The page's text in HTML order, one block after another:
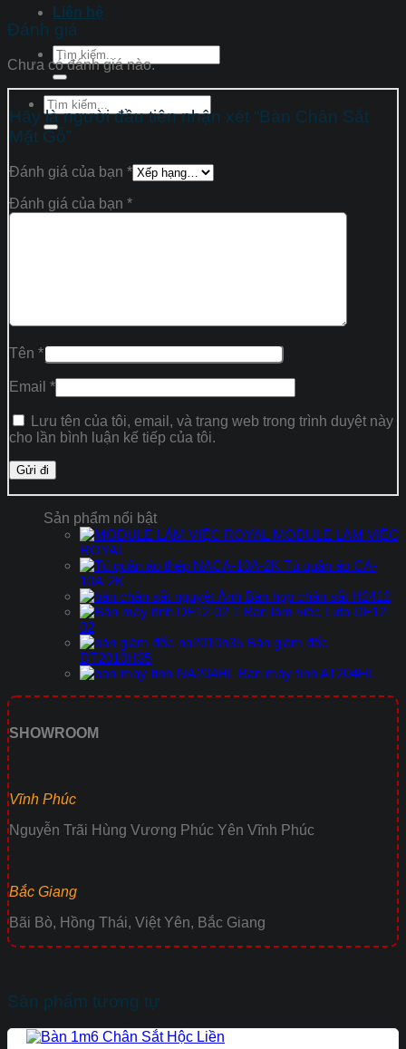
Liên hệ
Tìm
kiếm:
Tìm
kiếm:
Đánh giá
Chưa có đánh giá nào.
Hãy là người đầu tiên nhận xét “Bàn Chân Sắt
Mặt Gỗ”
Đánh giá của bạn *
Đánh giá của bạn *
Tên *
Email *
Lưu tên của tôi, email, và trang web trong trình duyệt này
cho lần bình luận kế tiếp của tôi.
Sản phẩm nổi bật
MODULE LÀM VIỆC
ROYAL
Tủ quần áo CA-
10A-2K
Bàn họp chân sắt H2412
Bàn làm việc Lufa DF12-
02
Bàn giám đốc
DT2010H35
Bàn máy tính AT204HL
SHOWROOM
Vĩnh Phúc
Nguyễn Trãi Hùng Vương Phúc Yên Vĩnh Phúc
Bắc Giang
Bãi Bò, Hồng Thái, Việt Yên, Bắc Giang
Sản phẩm tương tự